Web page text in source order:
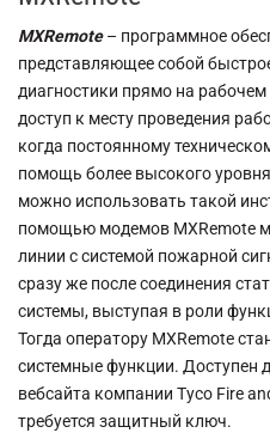
MXRemote– программное
представляющее собой
диагностики прямо на рабочем
доступ к месту проведения
когда постоянному
помощь более высокого
можно использовать такой
помощью модемов MXRemote
линии с системой пожарной
сразу же после соединения
системы, выступая в роли
Тогда оператору MXRemote
системные функции. Доступен
вебсайта компании Tyco Fire
требуется защитный ключ.